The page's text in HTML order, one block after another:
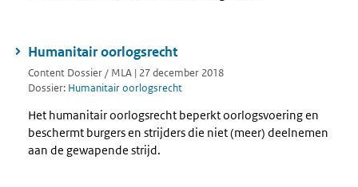
Humanitair oorlogsrecht
Content Dossier / MLA | 27 december 2018
Dossier: Humanitair oorlogsrecht
Het humanitair oorlogsrecht beperkt oorlogsvoering en
beschermt burgers en strijders die niet (meer) deelnemen
aan de gewapende strijd.